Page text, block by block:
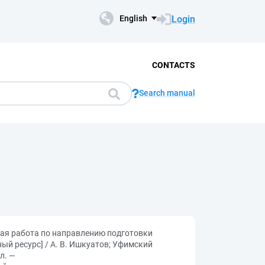
English Login
CONTACTS
Search manual
работа по направлению подготовки
ресурс] / А. В. Ишкуатов; Уфимский
—